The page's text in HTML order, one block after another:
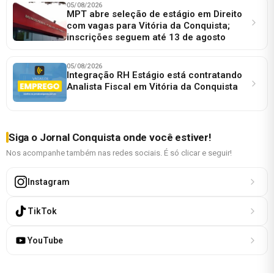
05/08/2026
MPT abre seleção de estágio em Direito
com vagas para Vitória da Conquista;
inscrições seguem até 13 de agosto
05/08/2026
Integração RH Estágio está contratando
Analista Fiscal em Vitória da Conquista
Siga o Jornal Conquista onde você estiver!
Nos acompanhe também nas redes sociais. É só clicar e seguir!
Instagram
TikTok
YouTube